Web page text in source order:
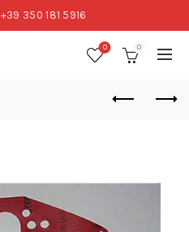
+39 350 181 5916
0 0